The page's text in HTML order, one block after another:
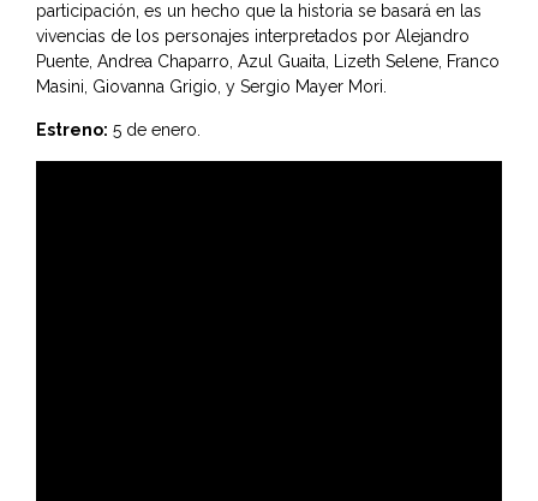
participación, es un hecho que la historia se basará en las
vivencias de los personajes interpretados por Alejandro
Puente, Andrea Chaparro, Azul Guaita, Lizeth Selene, Franco
Masini, Giovanna Grigio, y Sergio Mayer Mori.
Estreno: 5 de enero.